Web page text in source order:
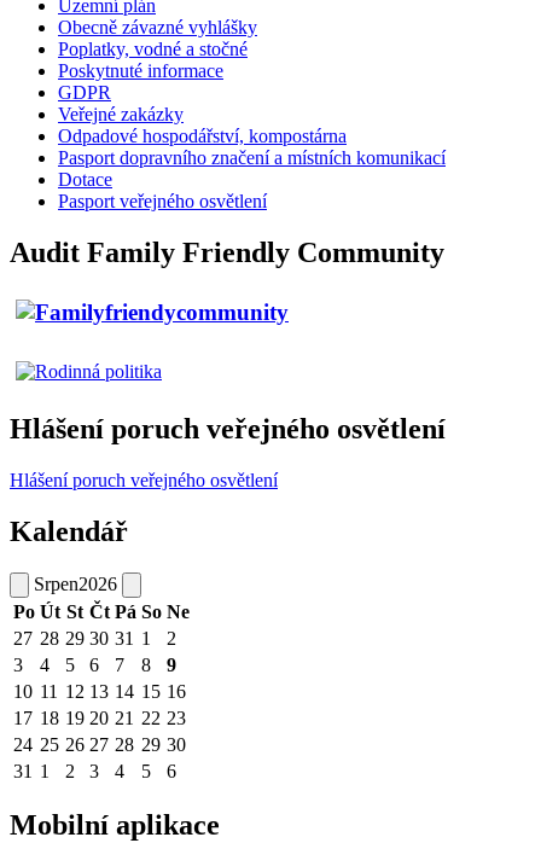
Územní plán
Obecně závazné vyhlášky
Poplatky, vodné a stočné
Poskytnuté informace
GDPR
Veřejné zakázky
Odpadové hospodářství, kompostárna
Pasport dopravního značení a místních komunikací
Dotace
Pasport veřejného osvětlení
Audit Family Friendly Community
Hlášení poruch veřejného osvětlení
Hlášení poruch veřejného osvětlení
Kalendář
Srpen2026
Po Út St Čt Pá So Ne
27 28 29 30 31 1
2
3
4 5 6 7 8
9
10 11 12 13 14 15 16
17 18 19 20 21 22 23
24 25 26 27 28 29 30
31 1 2 3 4 5 6
Mobilní aplikace